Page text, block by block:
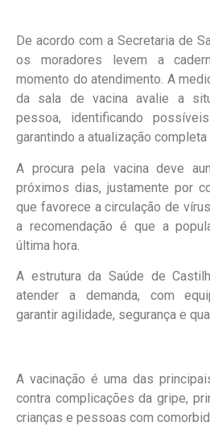
De acordo com a Secretaria de
os moradores levem a
momento do atendimento. A
da sala de vacina avalie a
pessoa, identificando
garantindo a atualização completa
A procura pela vacina deve
próximos dias, justamente por
que favorece a circulação de
a recomendação é que a
última hora.
A estrutura da Saúde de
atender a demanda, com
garantir agilidade, segurança e
A vacinação é uma das
contra complicações da gripe,
crianças e pessoas com